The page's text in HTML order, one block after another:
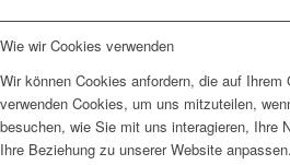
Wie wir Cookies verwenden
Wir können Cookies anfordern, die auf
verwenden Cookies, um uns mitzuteilen,
besuchen, wie Sie mit uns interagieren, Ihre
Ihre Beziehung zu unserer Website anpassen.